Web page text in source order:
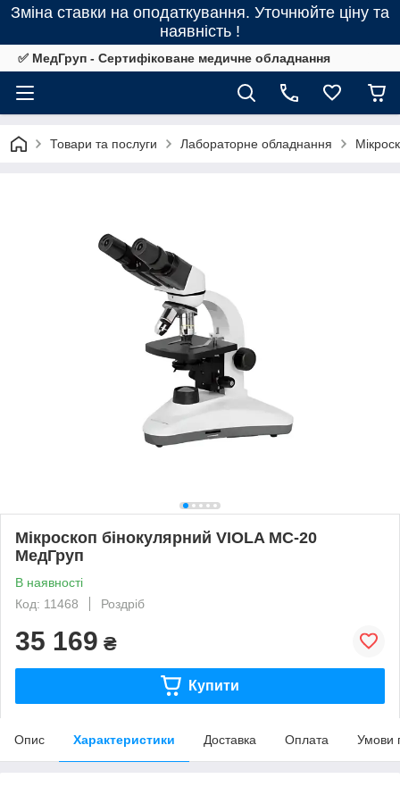
Зміна ставки на оподаткування. Уточнюйте ціну та
наявність !
✅ МедГруп - Сертифіковане медичне обладнання
Товари та послуги Лабораторне обладнання
Мікроскоп бінокулярний VIOLA MC-20
МедГруп
В наявності
Код: 11468
Роздріб
35 169 ₴
Купити
Опис Характеристики Доставка Оплата Умови